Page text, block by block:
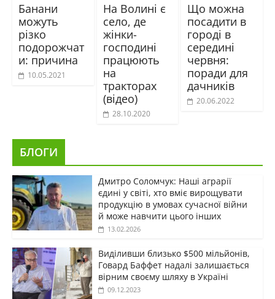
Банани
можуть
різко
подорожчат
и: причина
10.05.2021
На Волині є
село, де
жінки-
господині
працюють
на
тракторах
(відео)
28.10.2020
Що можна
посадити в
городі в
середині
червня:
поради для
дачників
20.06.2022
БЛОГИ
Дмитро Соломчук: Наші аграрії
єдині у світі, хто вміє вирощувати
продукцію в умовах сучасної війни
й може навчити цього інших
13.02.2026
Виділивши близько $500 мільйонів,
Говард Баффет надалі залишається
вірним своєму шляху в Україні
09.12.2023